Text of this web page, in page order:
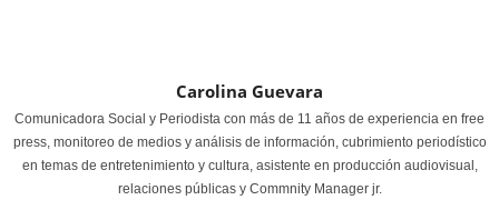
Carolina Guevara
Comunicadora Social y Periodista con más de 11 años de experiencia en free
press, monitoreo de medios y análisis de información, cubrimiento periodístico
en temas de entretenimiento y cultura, asistente en producción audiovisual,
relaciones públicas y Commnity Manager jr.